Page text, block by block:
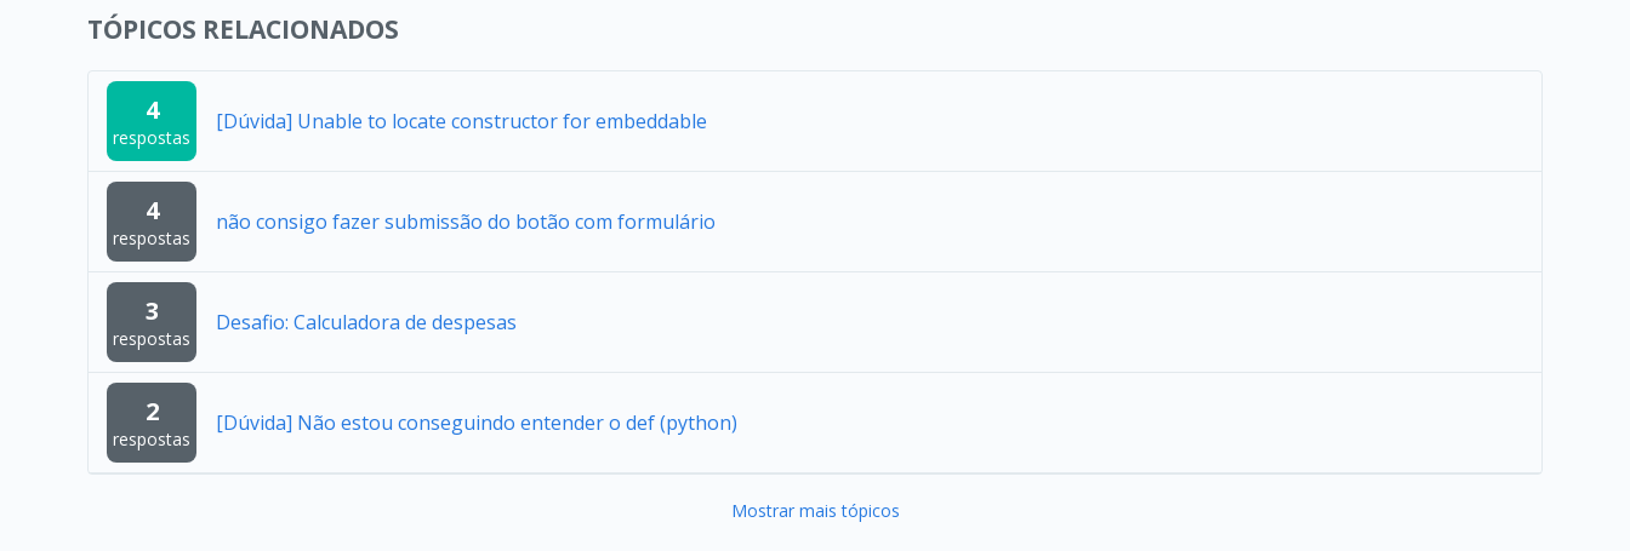
TÓPICOS RELACIONADOS
4
respostas
[Dúvida] Unable to locate constructor for embeddable
4
respostas
não consigo fazer submissão do botão com formulário
3
respostas
Desafio: Calculadora de despesas
2
respostas
[Dúvida] Não estou conseguindo entender o def (python)
Mostrar mais tópicos